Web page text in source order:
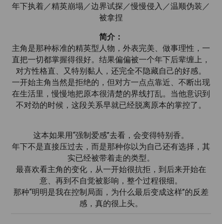
年下执着／精英崩塌／边界试探／慢慢侵入／温顺伪装／
被拿捏
简介：
主角是那种标准的精英型人物，外表完美、做事理性，一
直把一切都掌握得很好。结果偏偏被一个年下后辈缠上，
对方性格直、又特别黏人，还完全不隐藏自己的好感。
一开始主角当然是拒绝的，但对方一点点靠近、不断出现
在生活里，慢慢地把原本很清楚的界线打乱。当他意识到
不对劲的时候，这段关系早就已经脱离原本的掌控了。
这本如果用“强制爱感”去看，会变得特别香。
年下不是直接压过去，而是那种你以为自己还有选择，其
实已经被带着走的类型。
最喜欢看主角的变化，从一开始很抗拒，到后来开始在
意、再到不自觉被影响，整个过程很细。
那种“明明是我在控制局面，为什么最后变成这样”的反差
感，真的很上头。